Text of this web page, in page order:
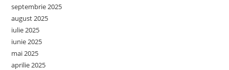
septembrie 2025
august 2025
iulie 2025
iunie 2025
mai 2025
aprilie 2025